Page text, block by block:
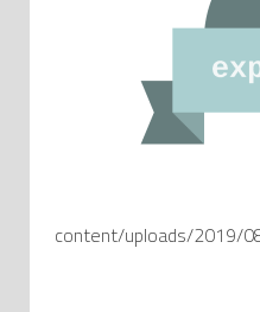
content/uploads/2019/